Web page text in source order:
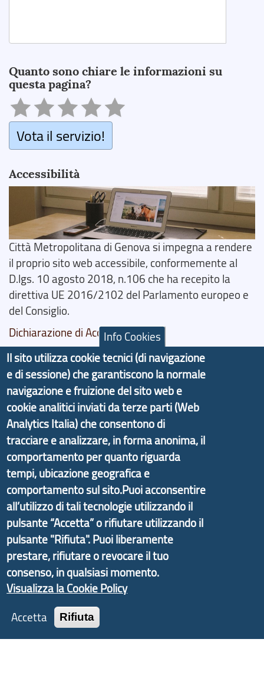
Quanto sono chiare le informazioni su
questa pagina?
Vota il servizio!
Accessibilità
Città Metropolitana di Genova si impegna a rendere
il proprio sito web accessibile, conformemente al
D.lgs. 10 agosto 2018, n.106 che ha recepito la
direttiva UE 2016/2102 del Parlamento europeo e
del Consiglio.
Dichiarazione di Accessibilità
Il progetto Aree Interne
Il portale di marketing territoriale e sviluppo locale
di Genova Città Metropolitana si è sviluppato a
partire dal progetto nazionale Aree Interne
promosso dal Dipartimento per lo Sviluppo
Economico e finalizzato al rilancio socio-economico
delle valli dell’entroterra. In particolare fornisce
informazioni ed aggiornamenti sullaStrategia
d'Area Antola-Tigullio, in collaborazione con Regione
Liguria ed ANCI Liguria.
Copyright © 2017 Città metropolitana di Genova |
CF: 80007350103
Info Cookies
Il sito utilizza cookie tecnici (di navigazione
e di sessione) che garantiscono la normale
navigazione e fruizione del sito web e
cookie analitici inviati da terze parti (Web
Analytics Italia) che consentono di
tracciare e analizzare, in forma anonima, il
comportamento per quanto riguarda
tempi, ubicazione geografica e
comportamento sul sito.Puoi acconsentire
all’utilizzo di tali tecnologie utilizzando il
pulsante “Accetta” o rifiutare utilizzando il
pulsante "Rifiuta". Puoi liberamente
prestare, rifiutare o revocare il tuo
consenso, in qualsiasi momento.
Visualizza la Cookie Policy
Accetta
Rifiuta